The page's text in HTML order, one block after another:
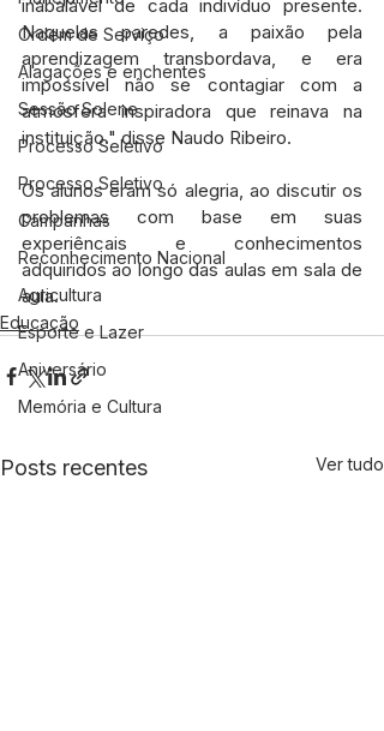
Ordem de Serviço
Alagações e enchentes
Sessão Solene
Processo Seletivo
Processo Seletivo
Campanhas
Reconhecimento Nacional
Agricultura
Esporte e Lazer
Aniversário
Memória e Cultura
inabalável de cada indivíduo presente.
Naquelas paredes, a paixão pela
aprendizagem transbordava, e era
impossível não se contagiar com a
atmosfera inspiradora que reinava na
instituição." disse Naudo Ribeiro.
Os alunos eram só alegria, ao discutir os
problemas com base em suas
experiêncais e conhecimentos
adquiridos ao longo das aulas em sala de
aula.
Educação
Posts recentes Ver tudo